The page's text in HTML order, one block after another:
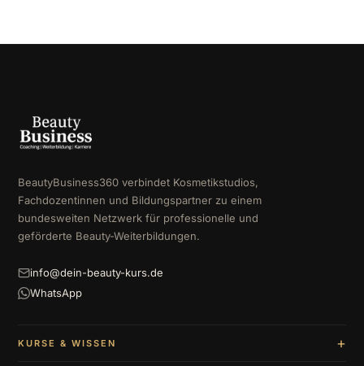
BeautyBusiness360 verbindet Kosmetikstudios,
Fachdozentinnen und Bildungspartner zu einem
bundesweiten Netzwerk für professionelle und
geförderte Beauty-Weiterbildungen.
info@dein-beauty-kurs.de
WhatsApp
KURSE & WISSEN